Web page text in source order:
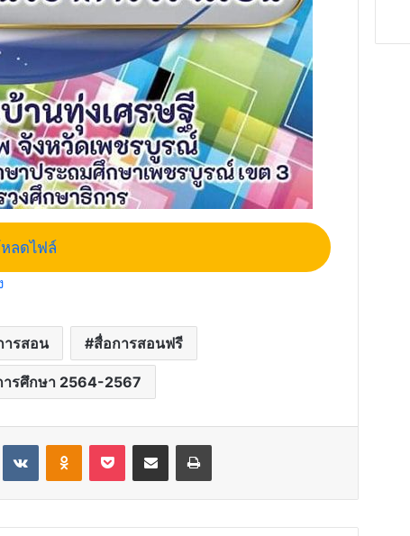
ลดไฟล์
ารสอน สื่อการสอนฟรี
รศึกษา 2564-2567
VKontakteOdnoklassniki
Pocket Share via Email Print